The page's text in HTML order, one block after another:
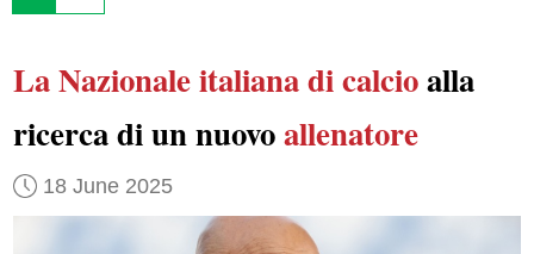
La Nazionale italiana di calcioalla
ricerca di un nuovoallenatore
18 June 2025